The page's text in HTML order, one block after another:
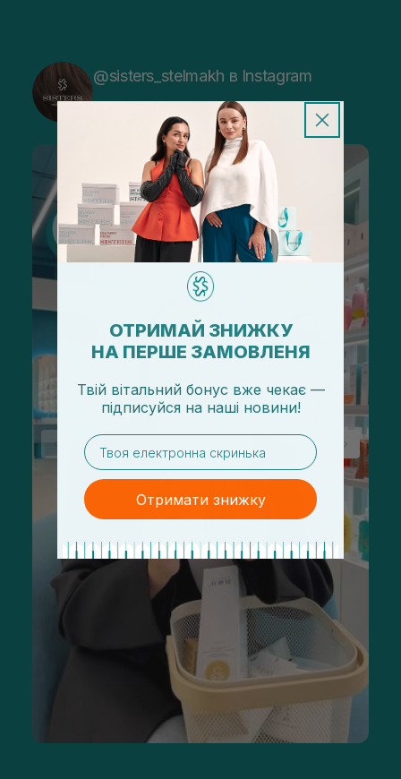
@sisters_stelmakh в Instagram
ОТРИМАЙ ЗНИЖКУ
НА ПЕРШЕ ЗАМОВЛЕНЯ
Твій вітальний бонус вже чекає —
підписуйся на наші новини!
email
Отримати знижку